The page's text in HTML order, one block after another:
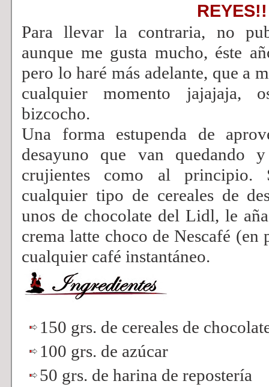
REYES!!
Para llevar la contraria, no
aunque me gusta mucho, éste
pero lo haré más adelante, que a
cualquier momento jajajaja,
bizcocho.
Una forma estupenda de
desayuno que van quedando
crujientes como al principio.
cualquier tipo de cereales de
unos de chocolate del Lidl, le
crema latte choco de Nescafé
cualquier café instantáneo.
150 grs. de cereales de
100 grs. de azúcar
50 grs. de harina de repostería